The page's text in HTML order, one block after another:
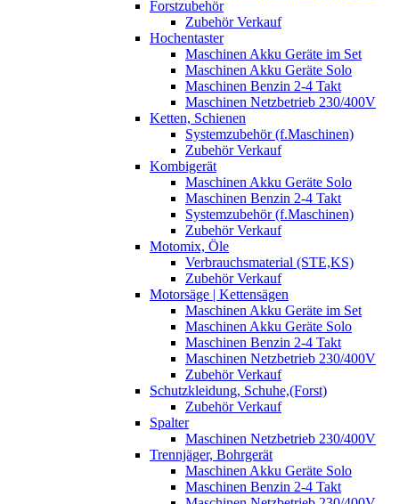
Forstzubehör
Zubehör Verkauf
Hochentaster
Maschinen Akku Geräte im Set
Maschinen Akku Geräte Solo
Maschinen Benzin 2-4 Takt
Maschinen Netzbetrieb 230/400V
Ketten, Schienen
Systemzubehör (f.Maschinen)
Zubehör Verkauf
Kombigerät
Maschinen Akku Geräte Solo
Maschinen Benzin 2-4 Takt
Systemzubehör (f.Maschinen)
Zubehör Verkauf
Motomix, Öle
Verbrauchsmaterial (STE,KS)
Zubehör Verkauf
Motorsäge | Kettensägen
Maschinen Akku Geräte im Set
Maschinen Akku Geräte Solo
Maschinen Benzin 2-4 Takt
Maschinen Netzbetrieb 230/400V
Zubehör Verkauf
Schutzkleidung, Schuhe,(Forst)
Zubehör Verkauf
Spalter
Maschinen Netzbetrieb 230/400V
Trennjäger, Bohrgerät
Maschinen Akku Geräte Solo
Maschinen Benzin 2-4 Takt